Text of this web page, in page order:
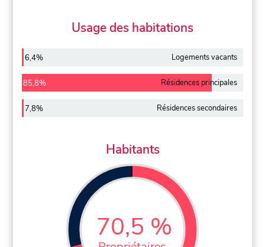
Usage des habitations
6,4% Logements vacants
85,8% Résidences principales
7,8% Résidences secondaires
Habitants
70,5 %